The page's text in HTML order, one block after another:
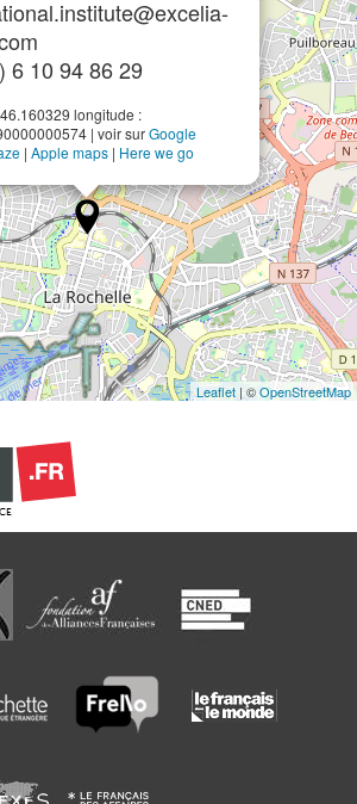
6 10 94 86 29
longitude :
| voir surGoogle
| Apple maps | Here we go
Leaflet | ©OpenStreetMap